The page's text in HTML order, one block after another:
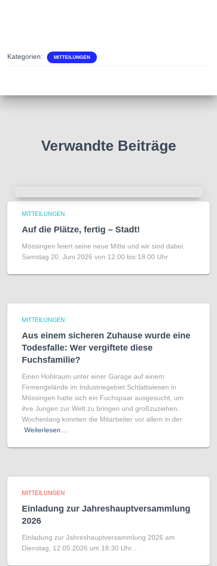
Kategorien: MITTEILUNGEN
Verwandte Beiträge
MITTEILUNGEN
Auf die Plätze, fertig – Stadt!
Mössingen feiert seine neue Mitte und wir sind dabei.
Samstag 20. Juni 2026 von 12.00 bis 18.00 Uhr
MITTEILUNGEN
Aus einem sicheren Zuhause wurde eine
Todesfalle: Wer vergiftete diese
Fuchsfamilie?
Einen Hohlraum unter einer Garage auf einem
Firmengelände im Industriegebiet Schlattwiesen in
Mössingen hatte sich ein Fuchspaar ausgesucht, um
ihre Jungen zur Welt zu bringen und großzuziehen.
Wochenlang konnten die Mitarbeiter vor allem in der
Weiterlesen…
MITTEILUNGEN
Einladung zur Jahreshauptversammlung
2026
Einladung zur Jahreshauptversammlung 2026 am
Dienstag, 12.05.2026 um 18:30 Uhr...